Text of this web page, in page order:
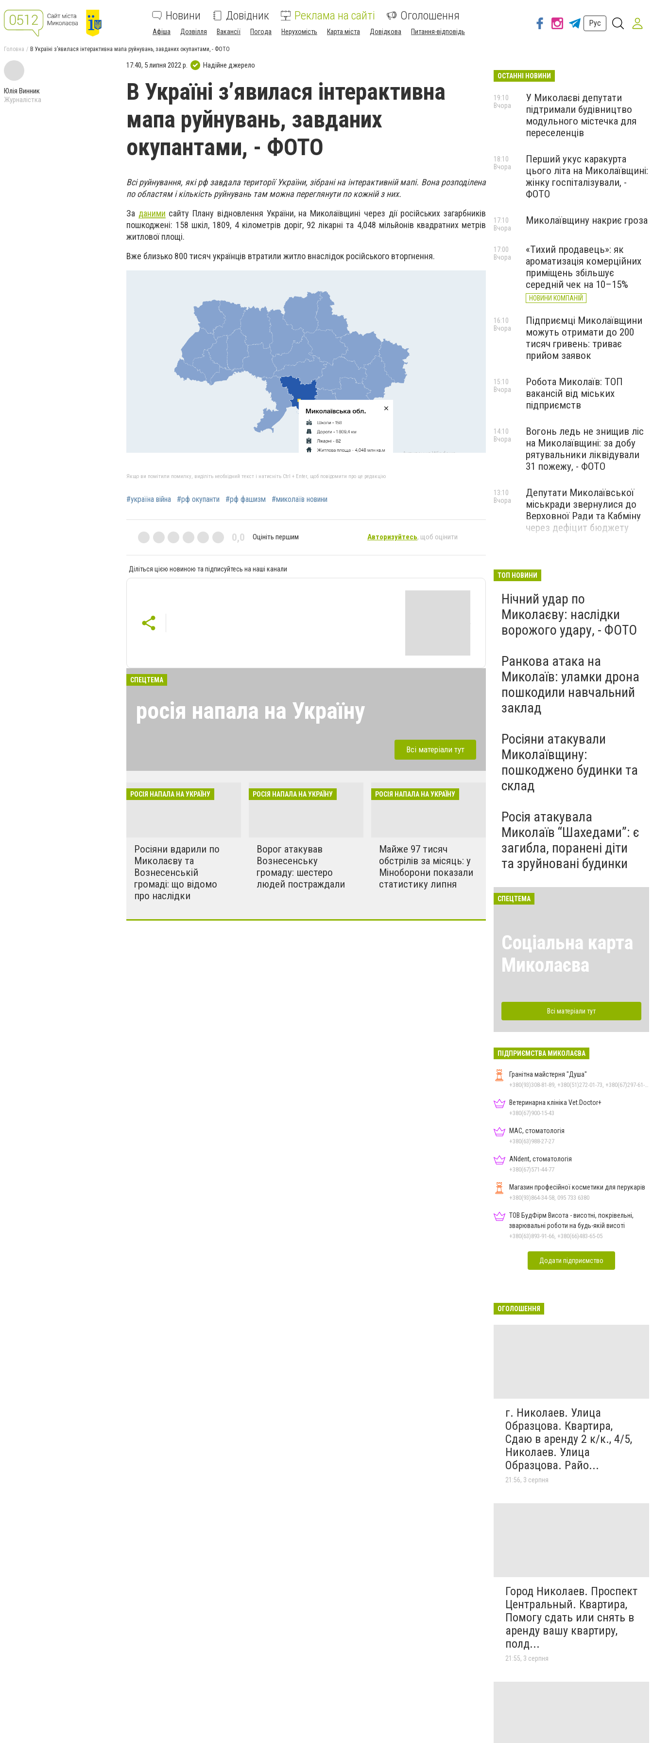
Новини Довідник Реклама на сайті Оголошення
Афіша Дозвілля Вакансії Погода Нерухомість Карта міста Довідкова Питання-відповідь
Рус
Головна В Україні з’явилася інтерактивна мапа руйнувань, завданих окупантами, - ФОТО
Юлія Винник
Журналістка
17:40, 5 липня 2022 р. Надійне джерело
В Україні з’явилася інтерактивна
мапа руйнувань, завданих
окупантами, - ФОТО
Всі руйнування, які рф завдала території України, зібрані на інтерактивній мапі. Вона розподілена
по областям і кількість руйнувань там можна переглянути по кожній з них.
За даними сайту Плану відновлення України, на Миколаївщині через дії російських загарбників
пошкоджені: 158 шкіл, 1809, 4 кілометрів доріг, 92 лікарні та 4,048 мільйонів квадратних метрів
житлової площі.
Вже близько 800 тисяч українців втратили житло внаслідок російського вторгнення.
Якщо ви помітили помилку, виділіть необхідний текст і натисніть Ctrl + Enter, щоб повідомити про це редакцію
#україна війна #рф окупанти #рф фашизм #миколаїв новини
0,0 Оцініть першим Авторизуйтесь, щоб оцінити
Діліться цією новиною та підписуйтесь на наші канали
СПЕЦТЕМА
росія напала на Україну
розкрадати будинки в селах. Ми боремось
за нашу свободу!!
Всі матеріали тут
РОСІЯ НАПАЛА НА УКРАЇНУ
Росіяни вдарили по
Миколаєву та
Вознесенській
громаді: що відомо
про наслідки
РОСІЯ НАПАЛА НА УКРАЇНУ
Ворог атакував
Вознесенську
громаду: шестеро
людей постраждали
РОСІЯ НАПАЛА НА УКРАЇНУ
Майже 97 тисяч
обстрілів за місяць: у
Міноборони показали
статистику липня
ОСТАННІ НОВИНИ
У Миколаєві депутати
підтримали будівництво
модульного містечка для
переселенців
19:10
Вчора
Перший укус каракурта
цього літа на Миколаївщині:
жінку госпіталізували, -
ФОТО
18:10
Вчора
Миколаївщину накриє гроза
17:10
Вчора
«Тихий продавець»: як
ароматизація комерційних
приміщень збільшує
середній чек на 10–15%
НОВИНИ КОМПАНІЙ
17:00
Вчора
Підприємці Миколаївщини
можуть отримати до 200
тисяч гривень: триває
прийом заявок
16:10
Вчора
Робота Миколаїв: ТОП
вакансій від міських
підприємств
15:10
Вчора
Вогонь ледь не знищив ліс
на Миколаївщині: за добу
рятувальники ліквідували
31 пожежу, - ФОТО
14:10
Вчора
Депутати Миколаївської
міськради звернулися до
Верховної Ради та Кабміну
через дефіцит бюджету
13:10
Вчора
ТОП НОВИНИ
Нічний удар по
Миколаєву: наслідки
ворожого удару, - ФОТО
Ранкова атака на
Миколаїв: уламки дрона
пошкодили навчальний
заклад
Росіяни атакували
Миколаївщину:
пошкоджено будинки та
склад
Росія атакувала
Миколаїв “Шахедами”: є
загибла, поранені діти
та зруйновані будинки
СПЕЦТЕМА
Соціальна карта
Миколаєва
Всі матеріали тут
ПІДПРИЄМСТВА МИКОЛАЄВА
Гранітна майстерня "Душа"
Ветеринарна клініка Vet.Doctor+
+380(67)900-15-43
МАС, стоматологія
+380(63)988-27-27
ANdent, стоматологія
+380(67)571-44-77
Магазин професійної косметики для перукарів
+380(93)864-34-58, 095 733 6380
ТОВ БудФірм Висота - висотні, покрівельні,
зварювальні роботи на будь-якій висоті
+380(63)893-91-66, +380(66)483-65-05
Додати підприємство
ОГОЛОШЕННЯ
г. Николаев. Улица
Образцова. Квартира,
Сдаю в аренду 2 к/к., 4/5,
Николаев. Улица
Образцова. Райо...
21:56, 3 серпня
Город Николаев. Проспект
Центральный. Квартира,
Помогу сдать или снять в
аренду вашу квартиру,
полд...
21:55, 3 серпня